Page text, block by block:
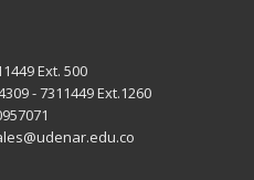
Ext. 500
- 7311449 Ext.1260